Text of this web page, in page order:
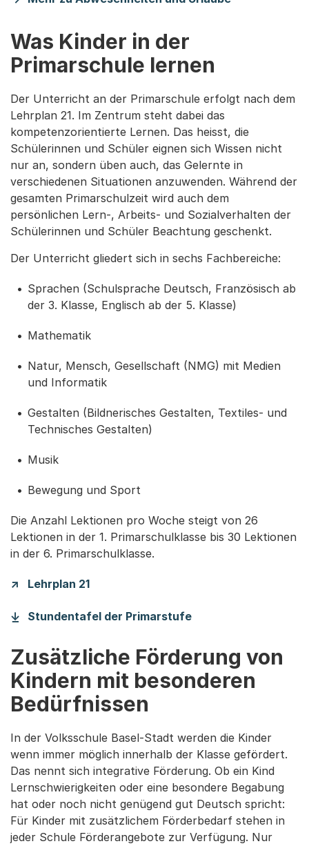
Was Kinder in der
Primarschule lernen
Der Unterricht an der Primarschule erfolgt nach dem
Lehrplan 21. Im Zentrum steht dabei das
kompetenzorientierte Lernen. Das heisst, die
Schülerinnen und Schüler eignen sich Wissen nicht
nur an, sondern üben auch, das Gelernte in
verschiedenen Situationen anzuwenden. Während der
gesamten Primarschulzeit wird auch dem
persönlichen Lern-, Arbeits- und Sozialverhalten der
Schülerinnen und Schüler Beachtung geschenkt.
Der Unterricht gliedert sich in sechs Fachbereiche:
Sprachen (Schulsprache Deutsch, Französisch ab
der 3. Klasse, Englisch ab der 5. Klasse)
Mathematik
Natur, Mensch, Gesellschaft (NMG) mit Medien
und Informatik
Gestalten (Bildnerisches Gestalten, Textiles- und
Technisches Gestalten)
Musik
Bewegung und Sport
Die Anzahl Lektionen pro Woche steigt von 26
Lektionen in der 1. Primarschulklasse bis 30 Lektionen
in der 6. Primarschulklasse.
Lehrplan 21
Stundentafel der Primarstufe(Startet einen
Zusätzliche Förderung von
Kindern mit besonderen
Bedürfnissen
In der Volksschule Basel-Stadt werden die Kinder
wenn immer möglich innerhalb der Klasse gefördert.
Das nennt sich integrative Förderung. Ob ein Kind
Lernschwierigkeiten oder eine besondere Begabung
hat oder noch nicht genügend gut Deutsch spricht:
Für Kinder mit zusätzlichem Förderbedarf stehen in
jeder Schule Förderangebote zur Verfügung. Nur